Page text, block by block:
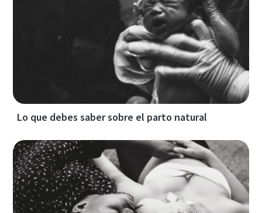
Lo que debes saber sobre el parto natural